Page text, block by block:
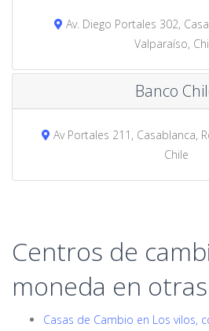
Av. Diego Portales 302,
Valparaíso,
Banco
Av Portales 211, Casablanca,
Chile
Centros de
moneda en
Casas de Cambio en Los vilos,